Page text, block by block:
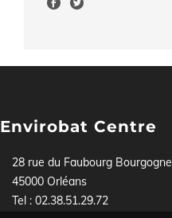
Envirobat Centre
28 rue du Faubourg Bourgogne
45000 Orléans
Tel : 02.38.51.29.72